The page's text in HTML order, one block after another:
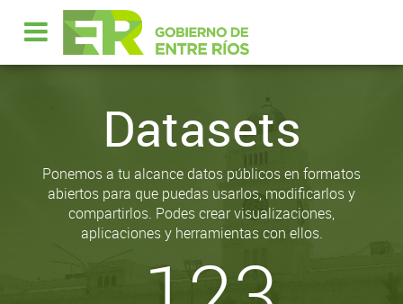
Datasets
Ponemos a tu alcance datos públicos en formatos
abiertos para que puedas usarlos, modificarlos y
compartirlos. Podes crear visualizaciones,
aplicaciones y herramientas con ellos.